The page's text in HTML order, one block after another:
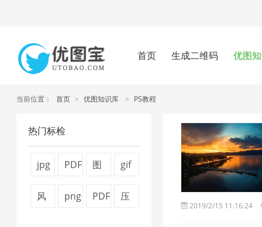
首页 生成二维码 优图
当前位置： 首页 > 优图知识库 > PS教程
热门标检
jpg
PDF
图
gif
风
png
PDF
压
2019/2/15 11:16:24